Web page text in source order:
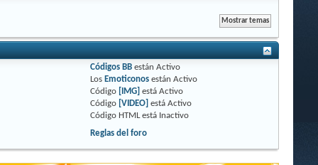
Códigos BB estánActivo
Los Emoticonos estánActivo
Código [IMG] estáActivo
Código [VIDEO] estáActivo
Código HTML está Inactivo
Reglas del foro